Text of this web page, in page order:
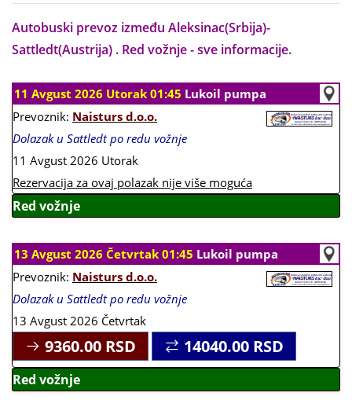
Autobuski prevoz između Aleksinac(Srbija)-
Sattledt(Austrija) . Red vožnje - sve informacije.
11 Avgust 2026 Utorak 01:45 Lukoil pumpa
Prevoznik: Naisturs d.o.o.
Dolazak u Sattledt po redu vožnje
11 Avgust 2026 Utorak
Rezervacija za ovaj polazak nije više moguća
Red vožnje
13 Avgust 2026 Četvrtak 01:45 Lukoil pumpa
Prevoznik: Naisturs d.o.o.
Dolazak u Sattledt po redu vožnje
13 Avgust 2026 Četvrtak
9360.00 RSD 14040.00 RSD
Red vožnje